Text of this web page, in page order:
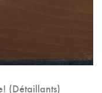
(Détaillants)